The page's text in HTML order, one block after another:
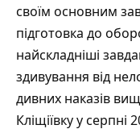
своїм основним
підготовка до
найскладніші
здивування від
дивних наказів
Кліщіївку у серпні